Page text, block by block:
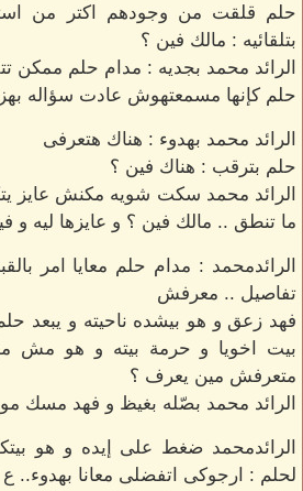
حلم قلقت من وجودهم اكتر من
بتلقائيه : مالك فين ؟
الرائد محمد بجديه : مدام حلم ممكن
حلم كإنها مسمعتهوش عادت سؤاله
الرائد محمد بهدوء : هناك هتعرفى
حلم بترقب : هناك فين ؟
الرائد محمد سكت شويه مكنش عايز
ما تنطق .. مالك فين ؟ و عايزها ليه و
الرائدمحمد : مدام حلم معايا امر
تفاصيل .. معرفش
فهد زعق و هو بيشده ناحيته و
بيت اخويا و حرمة بيته و هو مش
متعرفش مين يعرف ؟
الرائد محمد بصّله بغيظ و فهد مسك
الرائدمحمد ضغط على إيده و هو
لحلم : ارجوكى اتفضلى معانا بهدوء..